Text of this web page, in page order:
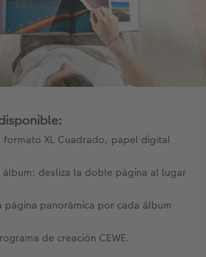
formato XL Cuadrado, papel digital
desliza la doble página al lugar
página panorámica por cada álbum
de creación CEWE​.